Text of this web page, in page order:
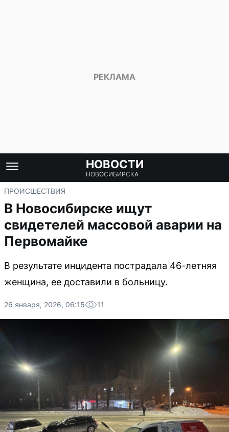
НОВОСТИ
НОВОСИБИРСКА
ПРОИСШЕСТВИЯ
В Новосибирске ищут
свидетелей массовой аварии на
Первомайке
В результате инцидента пострадала 46-летняя
женщина, ее доставили в больницу.
26 января, 2026, 06:15 11